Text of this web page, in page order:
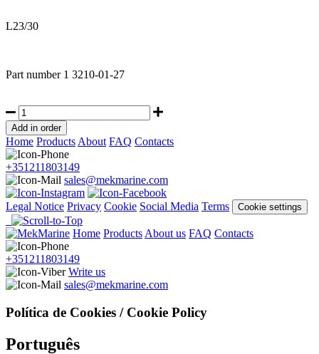
L23/30
Part number 1 3210-01-27
Home ProductsAbout FAQ Contacts
+351211803149
sales@mekmarine.com
Legal Notice Privacy Cookie Social Media Terms Cookie settings
Home ProductsAbout us FAQ Contacts
+351211803149
Write us
sales@mekmarine.com
Política de Cookies / Cookie Policy
Português